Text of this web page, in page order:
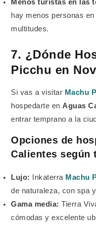
Menos turistas en las
hay menos personas
multitudes.
7. ¿Dónde
Picchu en
Si vas a visitar Machu
hospedarte en Aguas
entrar temprano a la
Opciones de
Calientes según
Lujo: Inkaterra Machu
de naturaleza, con spa
Gama media: Tierra
cómodas y excelente